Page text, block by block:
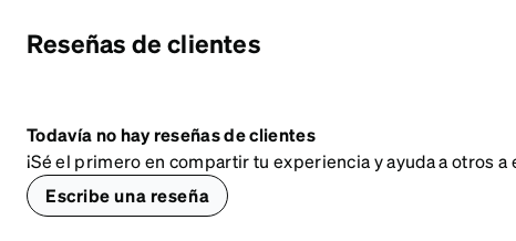
Reseñas de clientes
Todavía no hay reseñas de clientes
¡Sé el primero en compartir tu experiencia y ayuda a otros
Escribe una reseña